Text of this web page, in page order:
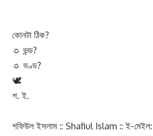
শফিউল ইসলাম :: Shafiul Islam :: ই-মেইল:
https://linkedin.com/in/shafiul2009
২০২০০৪১৯
শব্দের শব্দ শুনি